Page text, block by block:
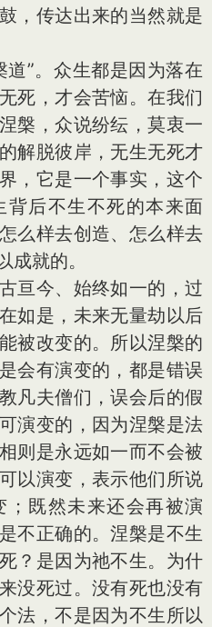
，传达出来的当然就是
”。众生都是因为落在
死，才会苦恼。在我们
槃，众说纷纭，莫衷一
解脱彼岸，无生无死才
，它是一个事实，这个
后不生不死的本来面
么样去创造、怎么样去
成就的。
亘今、始终如一的，过
如是，未来无量劫以后
被改变的。所以涅槃的
会有演变的，都是错误
凡夫僧们，误会后的假
演变的，因为涅槃是法
则是永远如一而不会被
以演变，表示他们所说
既然未来还会再被演
不正确的。涅槃是不生
？是因为祂不生。为什
没死过。没有死也没有
法，不是因为不生所以